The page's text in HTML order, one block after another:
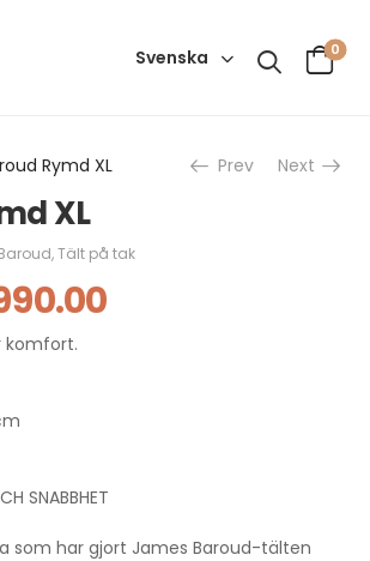
Svenska 0
Rymd XL Prev Next
XL
,Tält på tak
komfort.
SNABBHET
som har gjort James Baroud-tälten